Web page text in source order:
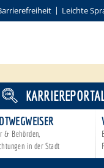
Leichte
& Behörden,
in der Stadt